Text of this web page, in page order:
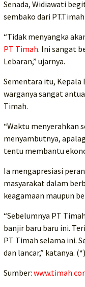
Senada, Widiawati
sembako dari PT.Timah.
“Tidak menyangka
PT Timah. Ini sangat
Lebaran,” ujarnya.
Sementara itu, Kepala
warganya sangat
Timah.
“Waktu menyerahkan
menyambutnya,
tentu membantu
Ia mengapresiasi peran
masyarakat dalam
keagamaan maupun
“Sebelumnya PT
banjir baru baru ini.
PT Timah selama ini.
dan lancar,” katanya. (*)
Sumber: